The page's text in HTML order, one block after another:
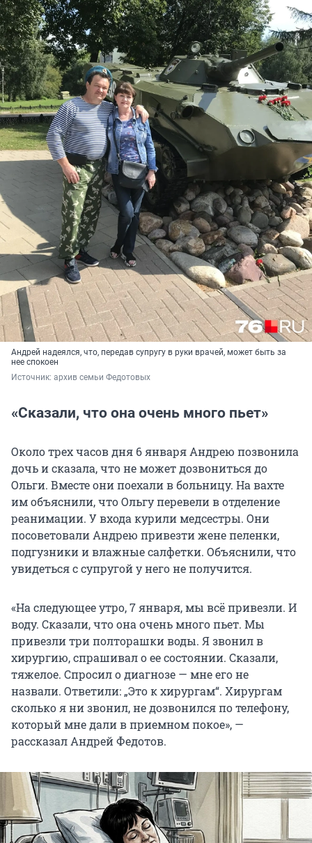
Андрей надеялся, что, передав супругу в руки врачей, может быть за
нее спокоен
Источник: архив семьи Федотовых
«Сказали, что она очень много пьет»
Около трех часов дня 6 января Андрею позвонила
дочь и сказала, что не может дозвониться до
Ольги. Вместе они поехали в больницу. На вахте
им объяснили, что Ольгу перевели в отделение
реанимации. У входа курили медсестры. Они
посоветовали Андрею привезти жене пеленки,
подгузники и влажные салфетки. Объяснили, что
увидеться с супругой у него не получится.
«На следующее утро, 7 января, мы всё привезли. И
воду. Сказали, что она очень много пьет. Мы
привезли три полторашки воды. Я звонил в
хирургию, спрашивал о ее состоянии. Сказали,
тяжелое. Спросил о диагнозе — мне его не
назвали. Ответили: „Это к хирургам“. Хирургам
сколько я ни звонил, не дозвонился по телефону,
который мне дали в приемном покое», —
рассказал Андрей Федотов.